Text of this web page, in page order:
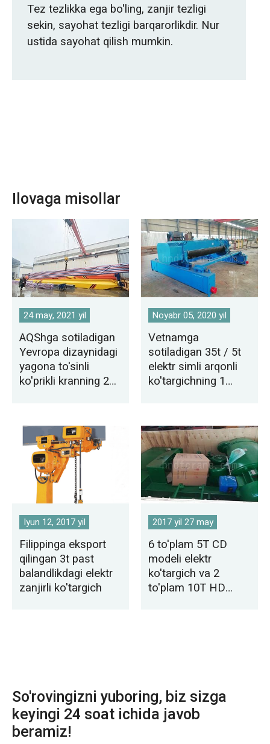
Tez tezlikka ega bo'ling, zanjir tezligi
sekin, sayohat tezligi barqarorlikdir. Nur
ustida sayohat qilish mumkin.
Ilovaga misollar
24 may, 2021 yil
AQShga sotiladigan
Yevropa dizaynidagi
yagona to'sinli
ko'prikli kranning 2
Noyabr 05, 2020 yil
Vetnamga
sotiladigan 35t / 5t
elektr simli arqonli
ko'targichning 1
Iyun 12, 2017 yil
Filippinga eksport
qilingan 3t past
balandlikdagi elektr
zanjirli ko'targich
2017 yil 27 may
6 to'plam 5T CD
modeli elektr
ko'targich va 2
to'plam 10T HD
So'rovingizni yuboring, biz sizga
keyingi 24 soat ichida javob
beramiz!